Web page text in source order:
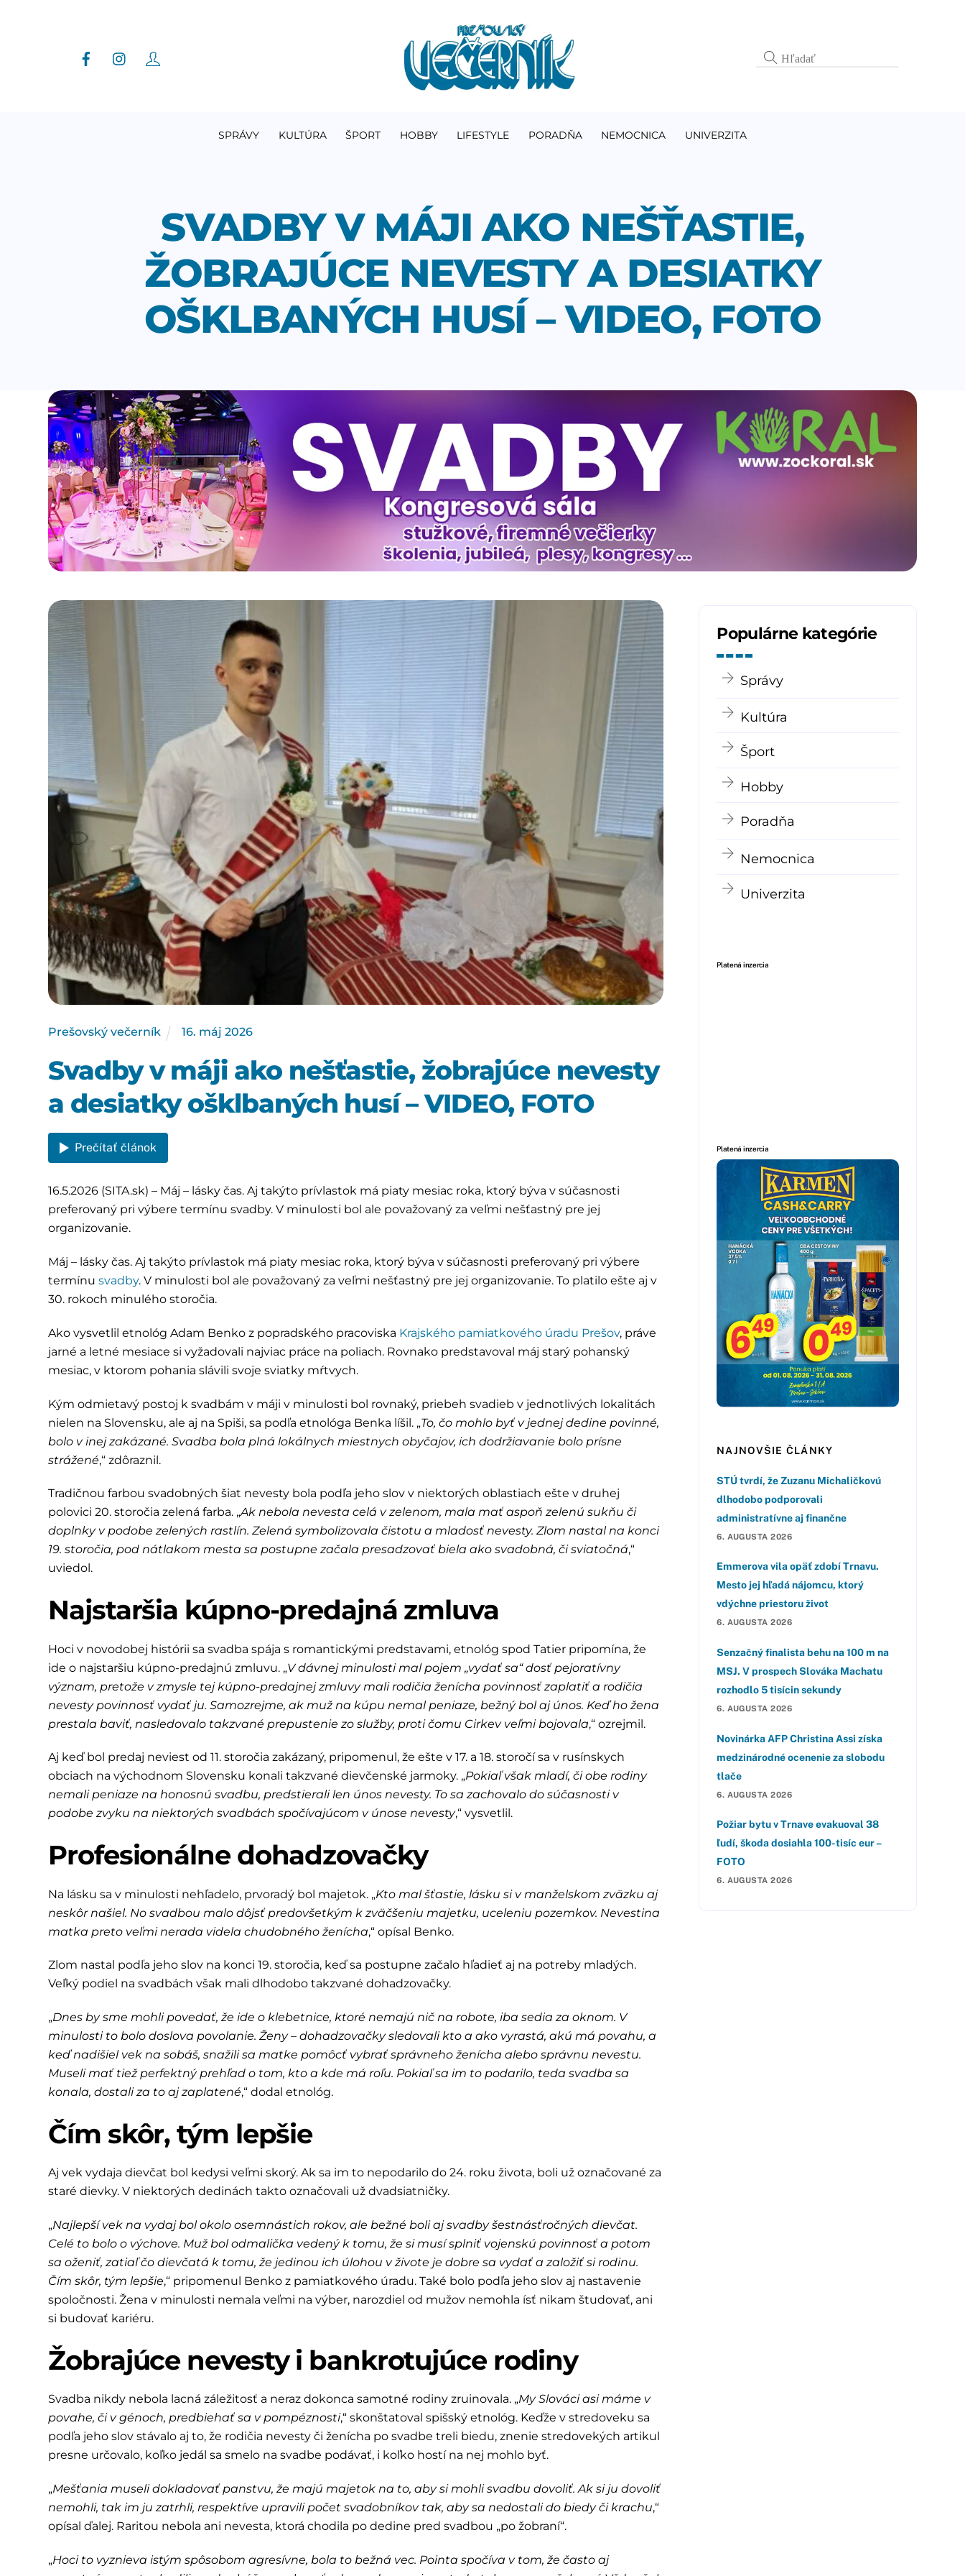
SPRÁVY KULTÚRA ŠPORT HOBBY LIFESTYLE PORADŇA NEMOCNICA UNIVERZITA
SVADBY V MÁJI AKO NEŠŤASTIE,
ŽOBRAJÚCE NEVESTY A DESIATKY
OŠKLBANÝCH HUSÍ – VIDEO, FOTO
Prešovský večerník 16. máj 2026
Svadby v máji ako nešťastie, žobrajúce nevesty
a desiatky ošklbaných husí – VIDEO, FOTO
Prečítať článok
16.5.2026 (SITA.sk) – Máj – lásky čas. Aj takýto prívlastok má piaty mesiac roka, ktorý býva v súčasnosti
preferovaný pri výbere termínu svadby. V minulosti bol ale považovaný za veľmi nešťastný pre jej
organizovanie.
Máj – lásky čas. Aj takýto prívlastok má piaty mesiac roka, ktorý býva v súčasnosti preferovaný pri výbere
termínusvadby. V minulosti bol ale považovaný za veľmi nešťastný pre jej organizovanie. To platilo ešte aj v
30. rokoch minulého storočia.
Ako vysvetlil etnológ Adam Benko z popradského pracoviska Krajského pamiatkového úradu Prešov, práve
jarné a letné mesiace si vyžadovali najviac práce na poliach. Rovnako predstavoval máj starý pohanský
mesiac, v ktorom pohania slávili svoje sviatky mŕtvych.
Kým odmietavý postoj k svadbám v máji v minulosti bol rovnaký, priebeh svadieb v jednotlivých lokalitách
nielen na Slovensku, ale aj na Spiši, sa podľa etnológa Benka líšil. „To, čo mohlo byť v jednej dedine povinné,
bolo v inej zakázané. Svadba bola plná lokálnych miestnych obyčajov, ich dodržiavanie bolo prísne
strážené,“ zdôraznil.
Tradičnou farbou svadobných šiat nevesty bola podľa jeho slov v niektorých oblastiach ešte v druhej
polovici 20. storočia zelená farba. „Ak nebola nevesta celá v zelenom, mala mať aspoň zelenú sukňu či
doplnky v podobe zelených rastlín. Zelená symbolizovala čistotu a mladosť nevesty. Zlom nastal na konci
19. storočia, pod nátlakom mesta sa postupne začala presadzovať biela ako svadobná, či sviatočná,“
uviedol.
Najstaršia kúpno-predajná zmluva
Hoci v novodobej histórii sa svadba spája s romantickými predstavami, etnológ spod Tatier pripomína, že
ide o najstaršiu kúpno-predajnú zmluvu. „V dávnej minulosti mal pojem „vydať sa“ dosť pejoratívny
význam, pretože v zmysle tej kúpno-predajnej zmluvy mali rodičia ženícha povinnosť zaplatiť a rodičia
nevesty povinnosť vydať ju. Samozrejme, ak muž na kúpu nemal peniaze, bežný bol aj únos. Keď ho žena
prestala baviť, nasledovalo takzvané prepustenie zo služby, proti čomu Cirkev veľmi bojovala,“ ozrejmil.
Aj keď bol predaj neviest od 11. storočia zakázaný, pripomenul, že ešte v 17. a 18. storočí sa v rusínskych
obciach na východnom Slovensku konali takzvané dievčenské jarmoky. „Pokiaľ však mladí, či obe rodiny
nemali peniaze na honosnú svadbu, predstierali len únos nevesty. To sa zachovalo do súčasnosti v
podobe zvyku na niektorých svadbách spočívajúcom v únose nevesty,“ vysvetlil.
Profesionálne dohadzovačky
Na lásku sa v minulosti nehľadelo, prvoradý bol majetok. „Kto mal šťastie, lásku si v manželskom zväzku aj
neskôr našiel. No svadbou malo dôjsť predovšetkým k zväčšeniu majetku, uceleniu pozemkov. Nevestina
matka preto veľmi nerada videla chudobného ženícha,“ opísal Benko.
Zlom nastal podľa jeho slov na konci 19. storočia, keď sa postupne začalo hľadieť aj na potreby mladých.
Veľký podiel na svadbách však mali dlhodobo takzvané dohadzovačky.
„Dnes by sme mohli povedať, že ide o klebetnice, ktoré nemajú nič na robote, iba sedia za oknom. V
minulosti to bolo doslova povolanie. Ženy – dohadzovačky sledovali kto a ako vyrastá, akú má povahu, a
keď nadišiel vek na sobáš, snažili sa matke pomôcť vybrať správneho ženícha alebo správnu nevestu.
Museli mať tiež perfektný prehľad o tom, kto a kde má roľu. Pokiaľ sa im to podarilo, teda svadba sa
konala, dostali za to aj zaplatené,“ dodal etnológ.
Čím skôr, tým lepšie
Aj vek vydaja dievčat bol kedysi veľmi skorý. Ak sa im to nepodarilo do 24. roku života, boli už označované za
staré dievky. V niektorých dedinách takto označovali už dvadsiatničky.
„Najlepší vek na vydaj bol okolo osemnástich rokov, ale bežné boli aj svadby šestnásťročných dievčat.
Celé to bolo o výchove. Muž bol odmalička vedený k tomu, že si musí splniť vojenskú povinnosť a potom
sa oženiť, zatiaľ čo dievčatá k tomu, že jedinou ich úlohou v živote je dobre sa vydať a založiť si rodinu.
Čím skôr, tým lepšie,“ pripomenul Benko z pamiatkového úradu. Také bolo podľa jeho slov aj nastavenie
spoločnosti. Žena v minulosti nemala veľmi na výber, narozdiel od mužov nemohla ísť nikam študovať, ani
si budovať kariéru.
Žobrajúce nevesty i bankrotujúce rodiny
Svadba nikdy nebola lacná záležitosť a neraz dokonca samotné rodiny zruinovala. „My Slováci asi máme v
povahe, či v génoch, predbiehať sa v pompéznosti,“ skonštatoval spišský etnológ. Keďže v stredoveku sa
podľa jeho slov stávalo aj to, že rodičia nevesty či ženícha po svadbe treli biedu, znenie stredovekých artikul
presne určovalo, koľko jedál sa smelo na svadbe podávať, i koľko hostí na nej mohlo byť.
„Mešťania museli dokladovať panstvu, že majú majetok na to, aby si mohli svadbu dovoliť. Ak si ju dovoliť
nemohli, tak im ju zatrhli, respektíve upravili počet svadobníkov tak, aby sa nedostali do biedy či krachu,“
opísal ďalej. Raritou nebola ani nevesta, ktorá chodila po dedine pred svadbou „po žobraní“.
„Hoci to vyznieva istým spôsobom agresívne, bola to bežná vec. Pointa spočíva v tom, že často aj
Populárne kategórie
Správy
Kultúra
Šport
Hobby
Poradňa
Nemocnica
Univerzita
Platená inzercia
Platená inzercia
NAJNOVŠIE ČLÁNKY
STÚ tvrdí, že Zuzanu Michaličkovú
dlhodobo podporovali
administratívne aj finančne
6. AUGUSTA 2026
Emmerova vila opäť zdobí Trnavu.
Mesto jej hľadá nájomcu, ktorý
vdýchne priestoru život
6. AUGUSTA 2026
Senzačný finalista behu na 100 m na
MSJ. V prospech Slováka Machatu
rozhodlo 5 tisícin sekundy
6. AUGUSTA 2026
Novinárka AFP Christina Assi získa
medzinárodné ocenenie za slobodu
tlače
6. AUGUSTA 2026
Požiar bytu v Trnave evakuoval 38
ľudí, škoda dosiahla 100-tisíc eur –
FOTO
6. AUGUSTA 2026